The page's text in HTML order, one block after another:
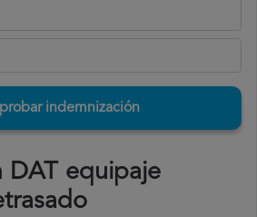
indemnización
DAT equipaje